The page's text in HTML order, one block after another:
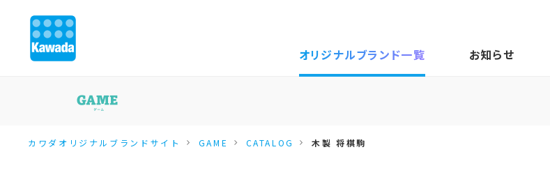
オリジナルブランド一覧 お知らせ
カワダオリジナルブランドサイト GAME CATALOG 木製 将棋駒